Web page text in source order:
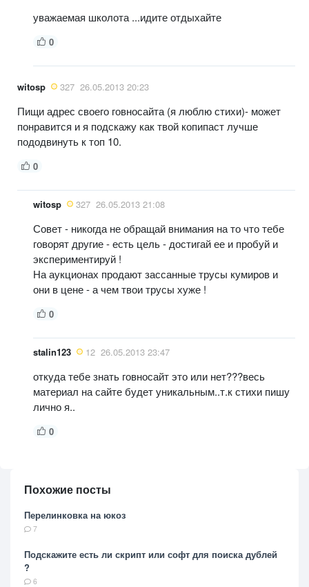
уважаемая школота ...идите отдыхайте
0
witosp 327 26.05.2013 20:23
Пищи адрес своего говносайта (я люблю стихи)- может
понравится и я подскажу как твой копипаст лучше
пододвинуть к топ 10.
0
witosp 327 26.05.2013 21:08
Совет - никогда не обращай внимания на то что тебе
говорят другие - есть цель - достигай ее и пробуй и
экспериментируй !
На аукционах продают зассанные трусы кумиров и
они в цене - а чем твои трусы хуже !
0
stalin123 12 26.05.2013 23:47
откуда тебе знать говносайт это или нет???весь
материал на сайте будет уникальным..т.к стихи пишу
лично я..
0
Похожие посты
Перелинковка на юкоз
7
Подскажите есть ли скрипт или софт для поиска дублей
?
6